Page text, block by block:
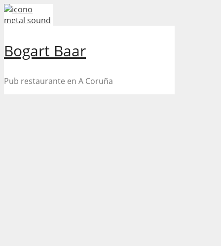
Skip
to
Bogart Baar
Pub restaurante en A Coruña